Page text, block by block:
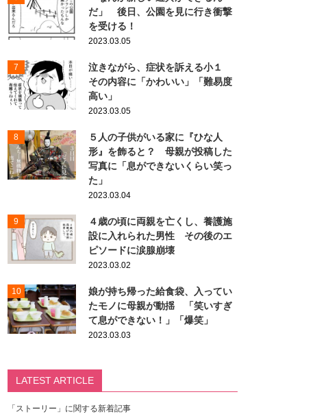
だ」 後日、公園を見に行き衝撃
を受ける！
2023.03.05
7
泣きながら、症状を訴える小１
その内容に「かわいい」「難易度
高い」
2023.03.05
8
５人の子供がいる家に『ひな人
形』を飾ると？ 母親が投稿した
写真に「息ができないくらい笑っ
た」
2023.03.04
9
４歳の頃に両親を亡くし、養護施
設に入れられた男性 その後のエ
ピソードに涙腺崩壊
2023.03.02
10
娘が持ち帰った給食袋、入ってい
たモノに母親が動揺 「笑いすぎ
て息ができない！」「爆笑」
2023.03.03
LATEST ARTICLE
「ストーリー」に関する新着記事